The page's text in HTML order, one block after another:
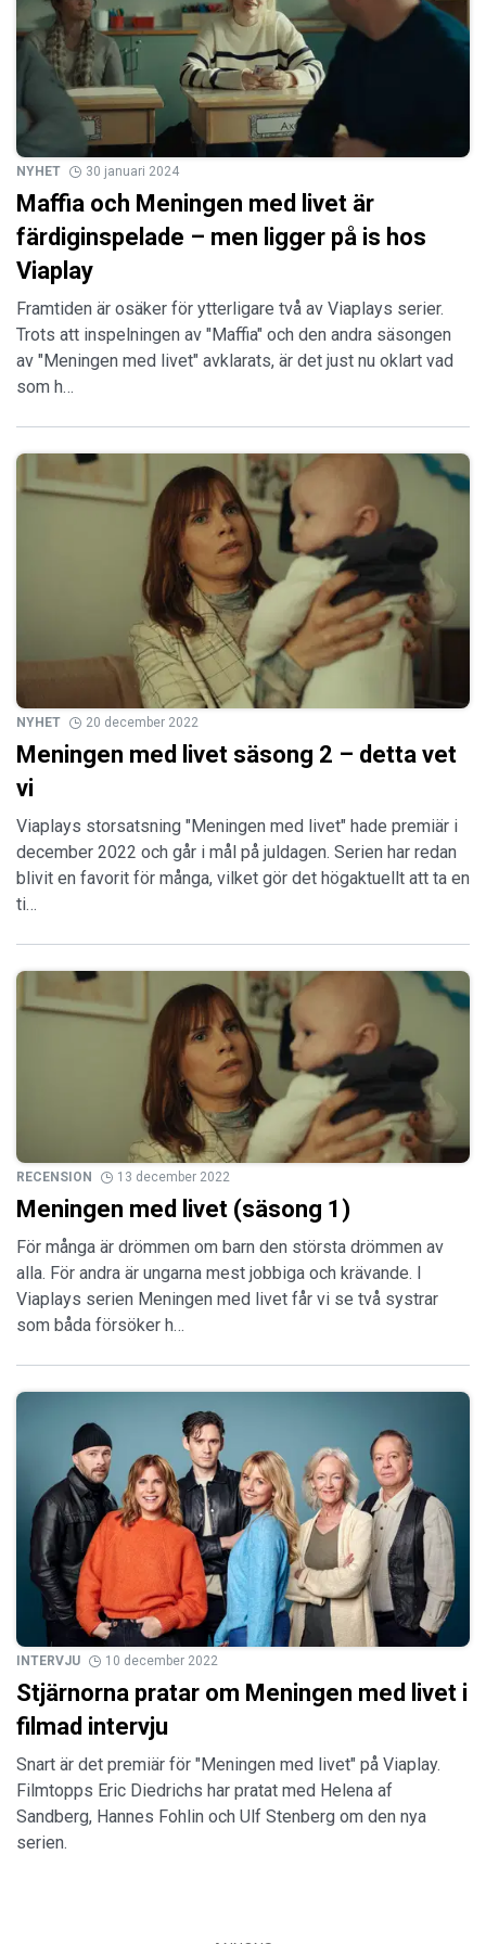
NYHET 30 januari 2024
Maffia och Meningen med livet är
färdiginspelade – men ligger på is hos
Viaplay
Framtiden är osäker för ytterligare två av Viaplays serier.
Trots att inspelningen av "Maffia" och den andra säsongen
av "Meningen med livet" avklarats, är det just nu oklart vad
som h…
NYHET 20 december 2022
Meningen med livet säsong 2 – detta vet
vi
Viaplays storsatsning "Meningen med livet" hade premiär i
december 2022 och går i mål på juldagen. Serien har redan
blivit en favorit för många, vilket gör det högaktuellt att ta en
ti…
RECENSION 13 december 2022
Meningen med livet (säsong 1)
För många är drömmen om barn den största drömmen av
alla. För andra är ungarna mest jobbiga och krävande. I
Viaplays serien Meningen med livet får vi se två systrar
som båda försöker h…
INTERVJU 10 december 2022
Stjärnorna pratar om Meningen med livet i
filmad intervju
Snart är det premiär för "Meningen med livet" på Viaplay.
Filmtopps Eric Diedrichs har pratat med Helena af
Sandberg, Hannes Fohlin och Ulf Stenberg om den nya
serien.